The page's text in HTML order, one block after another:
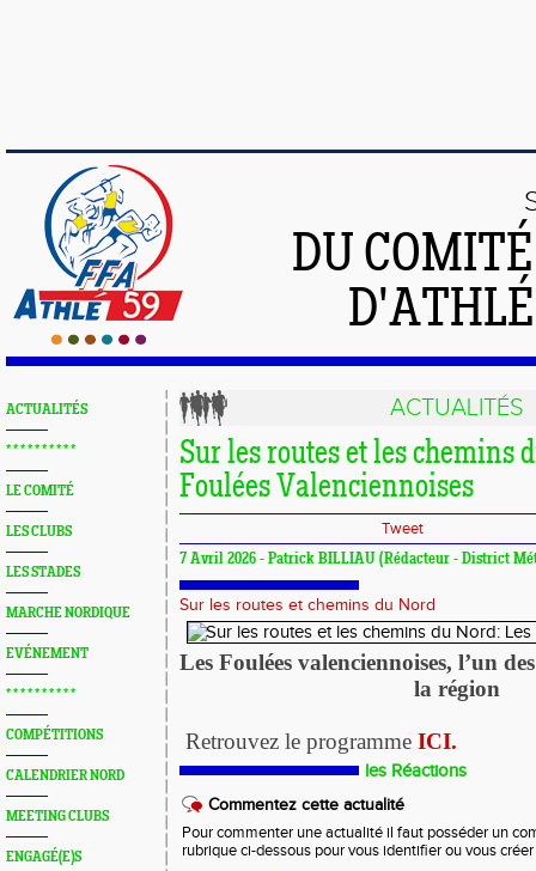
DU
ACTUALITÉS
* * * * * * * * * *
LE COMITÉ
LES CLUBS
LES STADES
MARCHE NORDIQUE
EVÉNEMENT
* * * * * * * * * *
COMPÉTITIONS
CALENDRIER NORD
MEETING CLUBS
ENGAGÉ(E)S
ACTUALITÉS
Sur les routes et les chemins
Foulées Valenciennoises
Tweet
7 Avril 2026 - Patrick BILLIAU (Rédacteur - District
Sur les routes et chemins du Nord
Les Foulées valenciennoises, l’un
la région
Retrouvez le programme ICI.
les Réactions
Commentez cette actualité
Pour commenter une actualité il faut posséder un
rubrique ci-dessous pour vous identifier ou vous